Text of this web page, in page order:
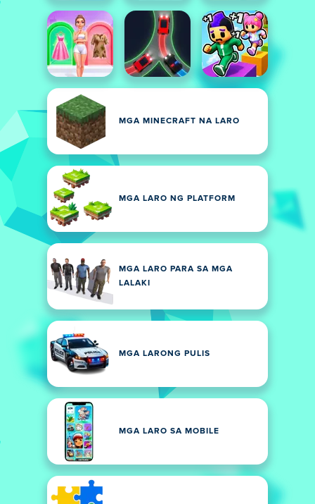
MGA MINECRAFT NA LARO
MGA LARO NG PLATFORM
MGA LARO PARA SA MGA
LALAKI
MGA LARONG PULIS
MGA LARO SA MOBILE